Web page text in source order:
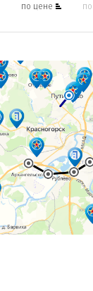
по цене